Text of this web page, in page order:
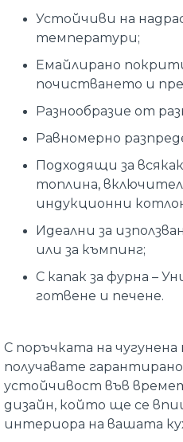
Устойчиви на
температури;
Емайлирано
почистването и
Разнообразие от
Равномерно
Подходящи за
топлина,
индукционни
Идеални за
или за къмпинг;
С капак за фурна –
готвене и печене.
С поръчката на
получавате
устойчивост във
дизайн, който ще се
интериора на вашата